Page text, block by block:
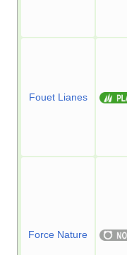
Fouet Lianes
Force Nature